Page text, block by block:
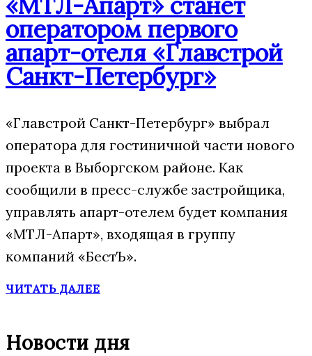
оператором первого
апарт-отеля «Главстрой
Санкт-Петербург»
«Главстрой Санкт-Петербург» выбрал
оператора для гостиничной части нового
проекта в Выборгском районе. Как
сообщили в пресс-службе застройщика,
управлять апарт-отелем будет компания
«МТЛ-Апарт», входящая в группу
компаний «БестЪ».
ЧИТАТЬ ДАЛЕЕ
Новости дня